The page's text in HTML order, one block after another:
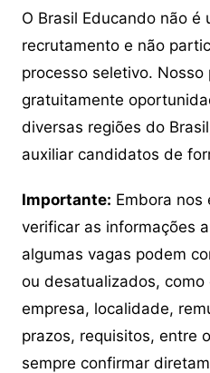
O Brasil Educando não é
recrutamento e não
processo seletivo.
gratuitamente
diversas regiões do
auxiliar candidatos de
Importante: Embora nos
verificar as informações
algumas vagas podem
ou desatualizados, como
empresa, localidade,
prazos, requisitos, entre
sempre confirmar